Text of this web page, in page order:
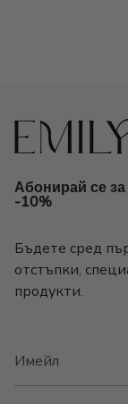
Абонирай се
-10%
Бъдете сред
отстъпки,
продукти.